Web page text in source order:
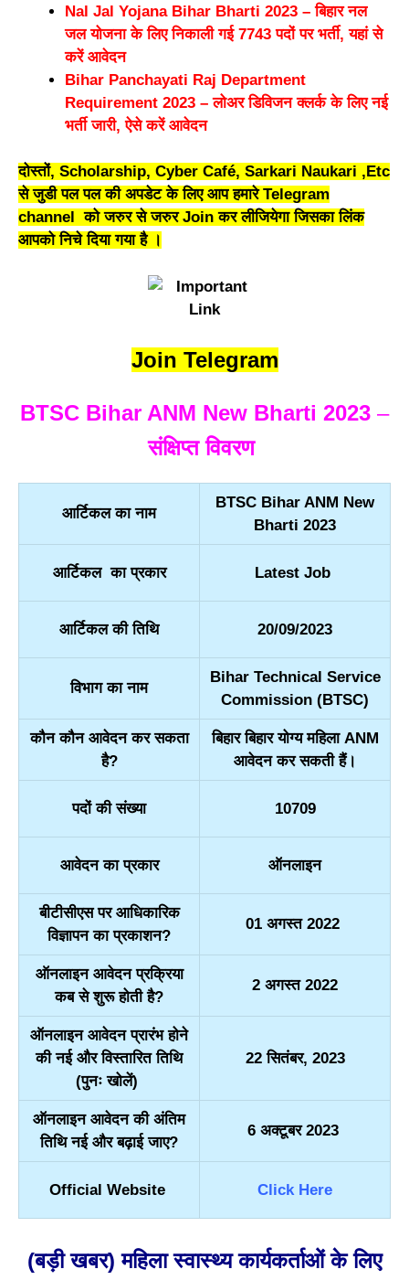
Nal Jal Yojana Bihar Bharti 2023 – बिहार नल
जल योजना के लिए निकाली गई 7743 पदों पर भर्ती, यहां से
करें आवेदन
Bihar Panchayati Raj Department
Requirement 2023 – लोअर डिविजन क्लर्क के लिए नई
भर्ती जारी, ऐसे करें आवेदन
दोस्तों, Scholarship, Cyber Café, Sarkari Naukari ,Etc
से जुडी पल पल की अपडेट के लिए आप हमारे Telegram
channel को जरुर से जरुर Join कर लीजियेगा जिसका लिंक
आपको निचे दिया गया है ।
Join Telegram
BTSC Bihar ANM New Bharti 2023 –
संक्षिप्त विवरण
आर्टिकल का नाम
BTSC Bihar ANM New
Bharti 2023
आर्टिकल का प्रकार Latest Job
आर्टिकल की तिथि 20/09/2023
विभाग का नाम
Bihar Technical Service
Commission (BTSC)
कौन कौन आवेदन कर सकता
है?
बिहार बिहार योग्य महिला ANM
आवेदन कर सकती हैं।
पदों की संख्या 10709
आवेदन का प्रकार ऑनलाइन
बीटीसीएस पर आधिकारिक
विज्ञापन का प्रकाशन?
01 अगस्त 2022
ऑनलाइन आवेदन प्रक्रिया
कब से शुरू होती है?
2 अगस्त 2022
ऑनलाइन आवेदन प्रारंभ होने
की नई और विस्तारित तिथि
(पुनः खोलें)
22 सितंबर, 2023
ऑनलाइन आवेदन की अंतिम
तिथि नई और बढ़ाई जाए?
6 अक्टूबर 2023
Official Website Click Here
(बड़ी खबर) महिला स्वास्थ्य कार्यकर्ताओं के लिए